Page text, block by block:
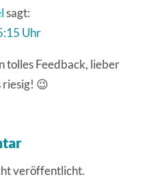
sagt:
Uhr
tolles Feedback, lieber
riesig! 😉
veröffentlicht.